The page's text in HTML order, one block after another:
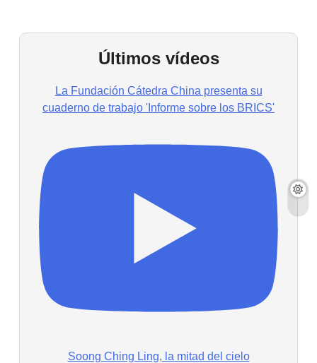
Últimos vídeos
La Fundación Cátedra China presenta su
cuaderno de trabajo 'Informe sobre los BRICS'
Soong Ching Ling, la mitad del cielo